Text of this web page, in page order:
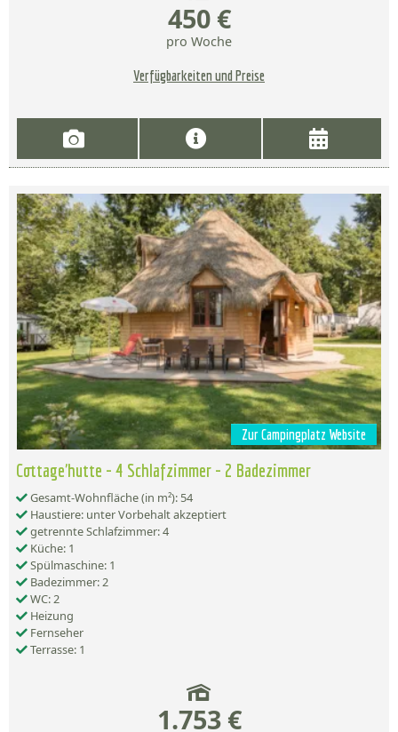
450 €
pro Woche
Verfügbarkeiten und Preise
Zur Campingplatz Website
Cottage'hutte - 4 Schlafzimmer - 2 Badezimmer
Gesamt-Wohnfläche (in m²): 54
Haustiere: unter Vorbehalt akzeptiert
getrennte Schlafzimmer: 4
Küche: 1
Spülmaschine: 1
Badezimmer: 2
WC: 2
Heizung
Fernseher
Terrasse: 1
1.753 €